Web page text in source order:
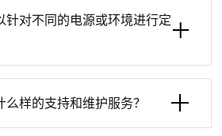
针对不同的电源或环境进行定
样的支持和维护服务？